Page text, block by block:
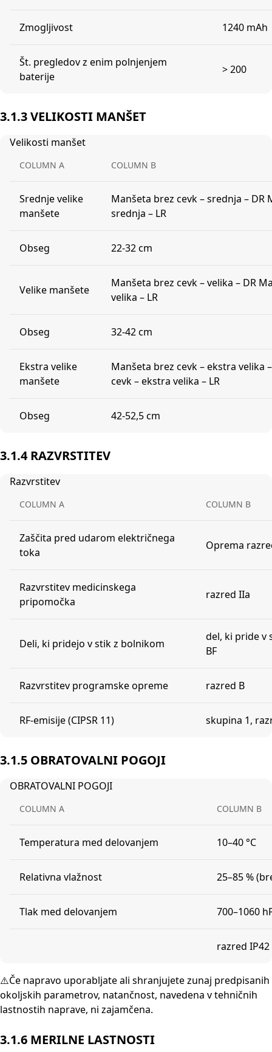
Zmogljivost 1240 mAh
Št. pregledov z enim polnjenjem
baterije
> 200
3.1.3 VELIKOSTI MANŠET
Velikosti manšet
COLUMN A COLUMN B
Srednje velike
manšete
Manšeta brez cevk – srednja – DR
srednja – LR
Obseg 22-32 cm
Velike manšete
Manšeta brez cevk – velika – DR
velika – LR
Obseg 32-42 cm
Ekstra velike
manšete
Manšeta brez cevk – ekstra velika
cevk – ekstra velika – LR
Obseg 42-52,5 cm
3.1.4 RAZVRSTITEV
Razvrstitev
COLUMN A COLUMN B
Zaščita pred udarom električnega
toka
Oprema
Razvrstitev medicinskega
pripomočka
razred IIa
Deli, ki pridejo v stik z bolnikom
del, ki pride v
BF
Razvrstitev programske opreme razred B
RF-emisije (CIPSR 11) skupina 1,
3.1.5 OBRATOVALNI POGOJI
OBRATOVALNI POGOJI
COLUMN A COLUMN B
Temperatura med delovanjem 10–40 °C
Relativna vlažnost 25–85 %
Tlak med delovanjem 700–1060
razred IP42
⚠️Če napravo uporabljate ali shranjujete zunaj predpisanih
okoljskih parametrov, natančnost, navedena v tehničnih
lastnostih naprave, ni zajamčena.
3.1.6 MERILNE LASTNOSTI